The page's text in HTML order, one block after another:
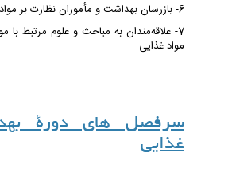
6- بازرسان بهداشت و مأموران نظارت بر مواد غذایی
7- علاقه‌مندان به مباحث و علوم مرتبط با
مواد غذایی
سرفصل های دورۀ
غذایی